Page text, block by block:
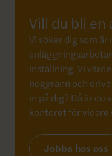
Vill du bli en
Vi söker dig som
inställning. Vi
noggrann och
in på dig? Då är
kontoret för vidare
Jobba hos oss